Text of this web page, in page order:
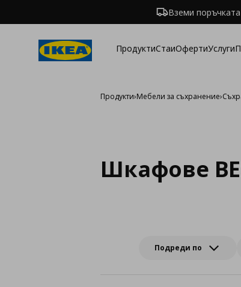
Вземи
ПродуктиСтаиОфертиУслуги
Продукти›Мебели за съхранение›
Шкафове
Подреди по